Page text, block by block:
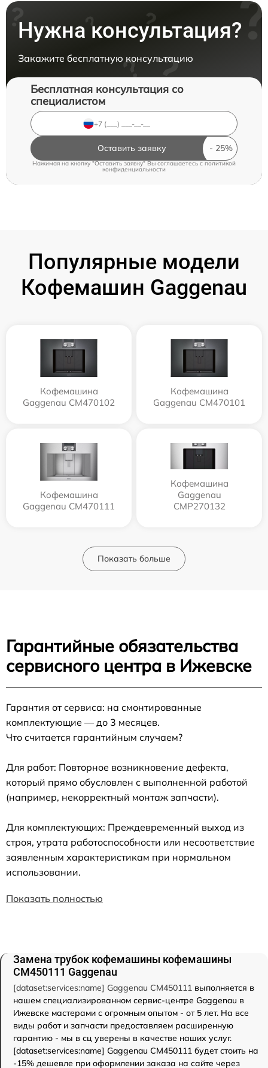
Нужна консультация?
Закажите бесплатную консультацию
Бесплатная консультация со
специалистом
Оставить заявку
Нажимая на кнопку "Оставить заявку" Вы соглашаетесь c политикой
конфиденциальности
Популярные модели
Кофемашин Gaggenau
Кофемашина
Gaggenau CM470102
Кофемашина
Gaggenau CM470101
Кофемашина
Gaggenau CM470111
Кофемашина
Gaggenau
CMP270132
Показать больше
Гарантийные обязательства
сервисного центра в Ижевске
Гарантия от сервиса: на смонтированные
комплектующие — до 3 месяцев.
Что считается гарантийным случаем?
Для работ: Повторное возникновение дефекта,
который прямо обусловлен с выполненной работой
(например, некорректный монтаж запчасти).
Для комплектующих: Преждевременный выход из
строя, утрата работоспособности или несоответствие
заявленным характеристикам при нормальном
использовании.
Показать полностью
Замена трубок кофемашины кофемашины
CM450111 Gaggenau
[dataset:services:name] Gaggenau CM450111 выполняется в
нашем специализированном сервис-центре Gaggenau в
Ижевске мастерами с огромным опытом - от 5 лет. На все
виды работ и запчасти предоставляем расширенную
гарантию - мы в сц уверены в качестве наших услуг.
[dataset:services:name] Gaggenau CM450111 будет стоить на
-15% дешевле при оформлении заказа на сайте через